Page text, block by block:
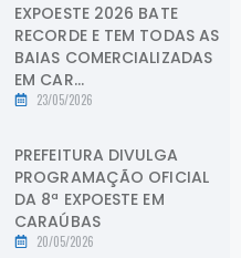
EXPOESTE 2026 BATE
RECORDE E TEM TODAS AS
BAIAS COMERCIALIZADAS
EM CAR...
23/05/2026
PREFEITURA DIVULGA
PROGRAMAÇÃO OFICIAL
DA 8ª EXPOESTE EM
CARAÚBAS
20/05/2026